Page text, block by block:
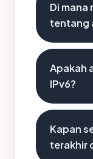
Di mana
tentang
Apakah
IPv6?
Kapan
terakhir